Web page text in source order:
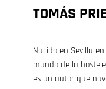
TOMÁS
Nacido en Sevilla
mundo de la
es un autor que